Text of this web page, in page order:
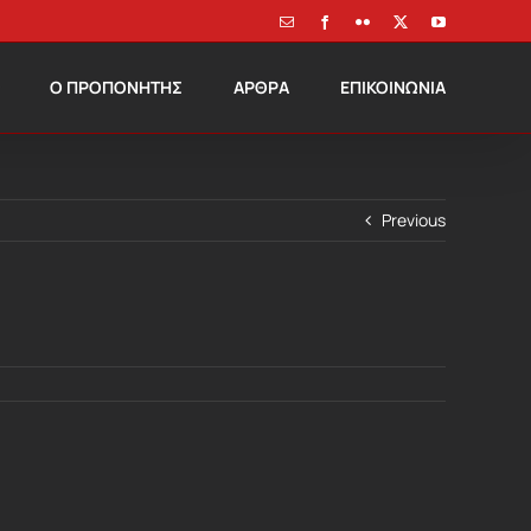
Email FacebookFlickr YouTube
Ο ΠΡΟΠΟΝΗΤΗΣ ΑΡΘΡΑ ΕΠΙΚΟΙΝΩΝΙΑ
Previous